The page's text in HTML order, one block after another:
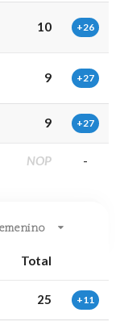
10 +26
9 +27
9 +27
NOP -
Total
25 +11